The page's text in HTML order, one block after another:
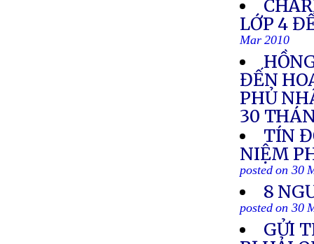
LỚP 4
Mar 2010
ĐẾN
PHỦ
30
TÍN
NIỆM
posted on 30
8
posted on 30
GỬI